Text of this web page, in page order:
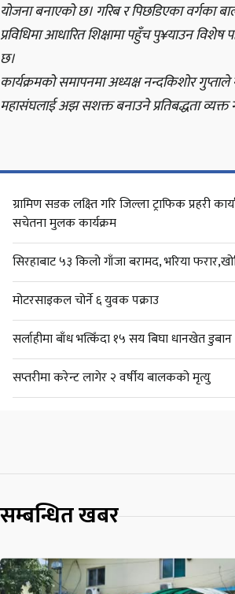
योजना बनाएको छ। गरिब र पिछडिएका वर्गका
प्रविधिमा आधारित शिक्षामा पहुँच पु¥याउन
छ।
कार्यक्रमको समापनमा अध्यक्ष नन्दकिशोर
महासंघलाई अझ सशक्त बनाउने प्रतिबद्धता व्यक्त
ग्रामिण सडक लक्ष्ति गरि जिल्ला ट्राफिक प्रहरी
सचेतना मुलक कार्यक्रम
सिरहाबाट ५३ किलो गाँजा बरामद, भरिया
मोटरसाइकल चोर्ने ६ युवक पक्राउ
सर्लाहीमा बाँध भत्किँदा १५ सय बिघा धानखेत डुबान
सप्तरीमा करेन्ट लागेर २ वर्षीय बालकको मृत्यु
सम्बन्धित खबर